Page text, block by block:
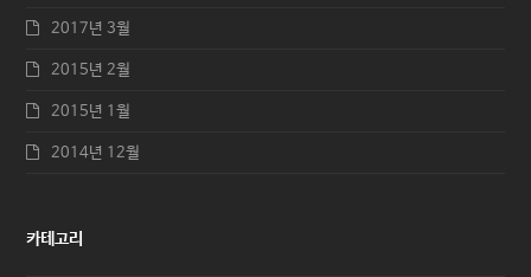
2017년 3월
2015년 2월
2015년 1월
2014년 12월
카테고리